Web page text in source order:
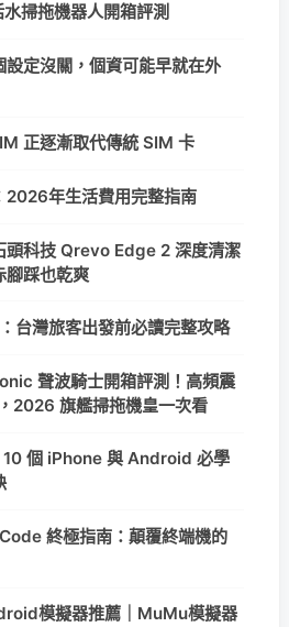
掃拖機器人開箱評測
定沒關，個資可能早就在外
正逐漸取代傳統 SIM 卡
2026年生活費用完整指南
頭科技 Qrevo Edge 2 深度清潔
腳踩也乾爽
台灣旅客出發前必讀完整攻略
聲波騎士開箱評測！高頻震
2026 旗艦掃拖機皇一次看
個 iPhone 與 Android 必學
終極指南：顛覆終端機的
模擬器推薦｜MuMu模擬器